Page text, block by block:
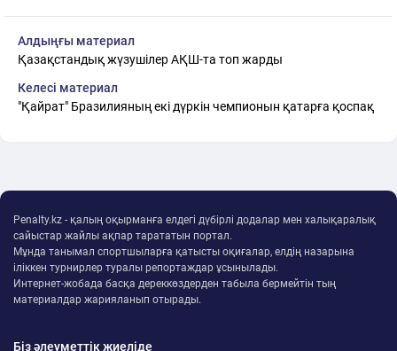
Алдыңғы материал
Қазақстандық жүзушілер АҚШ-та топ жарды
Келесі материал
"Қайрат" Бразилияның екі дүркін чемпионын қатарға қоспақ
Penalty.kz - қалың оқырманға елдегі дүбірлі додалар мен халықаралық
сайыстар жайлы ақпар тарататын портал.
Мұнда танымал спортшыларға қатысты оқиғалар, елдің назарына
іліккен турнирлер туралы репортаждар ұсынылады.
Интернет-жобада басқа дереккөздерден табыла бермейтін тың
материалдар жарияланып отырады.
Біз әлеуметтік жиеліде